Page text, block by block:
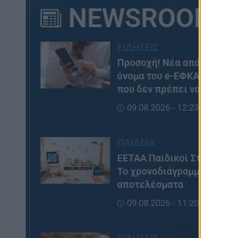
NEWSROOM
Προσοχή! Νέα απάτη με το
όνομα του e-ΕΦΚΑ – Το email
που δεν πρέπει να ανοίξετε
09.08.2026 - 12:23
ΕΕΤΑΑ Παιδικοί Σταθμοί ΕΣΠΑ:
Το χρονοδιάγραμμα μέχρι τα
αποτελέσματα
09.08.2026 - 11:20